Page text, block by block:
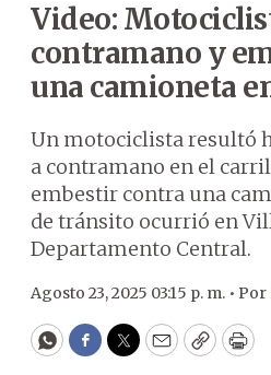
Video:
contramano y
una camioneta
Un motociclista resultó
a contramano en el
embestir contra una
de tránsito ocurrió en
Departamento Central.
Agosto 23, 2025 03:15 p. m. • Por
WhatsApp
Facebook
Twitter
EmailCopy